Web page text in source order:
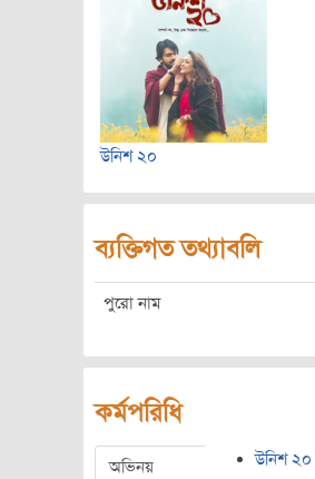
উনিশ ২০
ব্যক্তিগত তথ্যাবলি
পুরো নাম
কর্মপরিধি
অভিনয় উনিশ ২০